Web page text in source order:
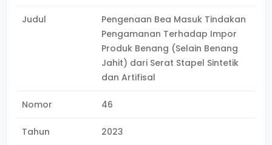
Judul
Pengenaan Bea Masuk Tindakan
Pengamanan Terhadap Impor
Produk Benang (Selain Benang
Jahit) dari Serat Stapel Sintetik
dan Artifisal
Nomor 46
Tahun 2023